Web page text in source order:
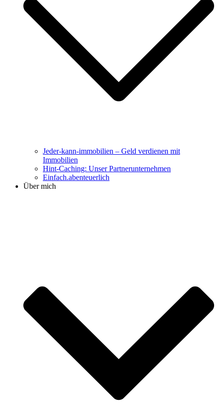
Jeder-kann-immobilien – Geld verdienen mit
Immobilien
Hint-Caching: Unser Partnerunternehmen
Einfach.abenteuerlich
Über mich